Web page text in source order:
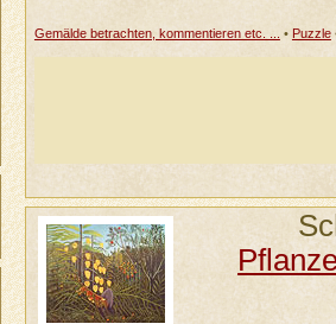
Gemälde betrachten, kommentieren etc. ... • Puzzle